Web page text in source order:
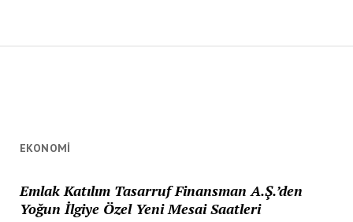
EKONOMI
Emlak Katılım Tasarruf Finansman A.Ş.’den
Yoğun İlgiye Özel Yeni Mesai Saatleri